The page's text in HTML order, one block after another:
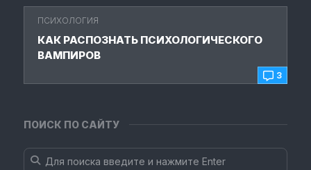
3
ПСИХОЛОГИЯ
КАК РАСПОЗНАТЬ ПСИХОЛОГИЧЕСКОГО
ВАМПИРОВ
ПОИСК ПО САЙТУ